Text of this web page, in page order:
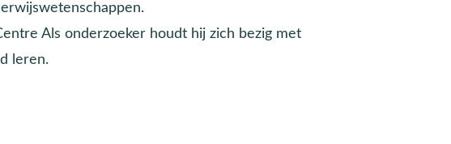
Als onderzoeker houdt hij zich bezig met
leren.